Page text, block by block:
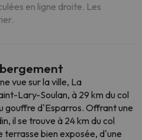
en ligne droite. Les
vue sur la ville, La
Lary-Soulan, à 29 km du col
gouffre d'Esparros. Offrant une
il se trouve à 24 km du col
terrasse bien exposée, d'une